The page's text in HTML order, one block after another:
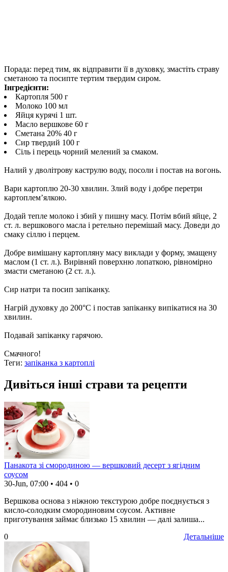
Порада: перед тим, як відправити її в духовку, змастіть страву
сметаною та посипте тертим твердим сиром.
Інгредієнти:
Картопля 500 г
Молоко 100 мл
Яйця курячі 1 шт.
Масло вершкове 60 г
Сметана 20% 40 г
Сир твердий 100 г
Сіль і перець чорний мелений за смаком.
Налий у дволітрову каструлю воду, посоли і постав на вогонь.
Вари картоплю 20-30 хвилин. Злий воду і добре перетри
картоплем’ялкою.
Додай тепле молоко і збий у пишну масу. Потім вбий яйце, 2
ст. л. вершкового масла і ретельно перемішай масу. Доведи до
смаку сіллю і перцем.
Добре вимішану картопляну масу виклади у форму, змащену
маслом (1 ст. л.). Вирівняй поверхню лопаткою, рівномірно
змасти сметаною (2 ст. л.).
Сир натри та посип запіканку.
Нагрій духовку до 200°С і постав запіканку випікатися на 30
хвилин.
Подавай запіканку гарячою.
Смачного!
Теги: запіканка з картоплі
Дивіться інші страви та рецепти
Панакота зі смородиною — вершковий десерт з ягідним
соусом
30-Jun, 07:00 • 404 • 0
Вершкова основа з ніжною текстурою добре поєднується з
кисло-солодким смородиновим соусом. Активне
приготування займає близько 15 хвилин — далі залиша...
Детальніше
0